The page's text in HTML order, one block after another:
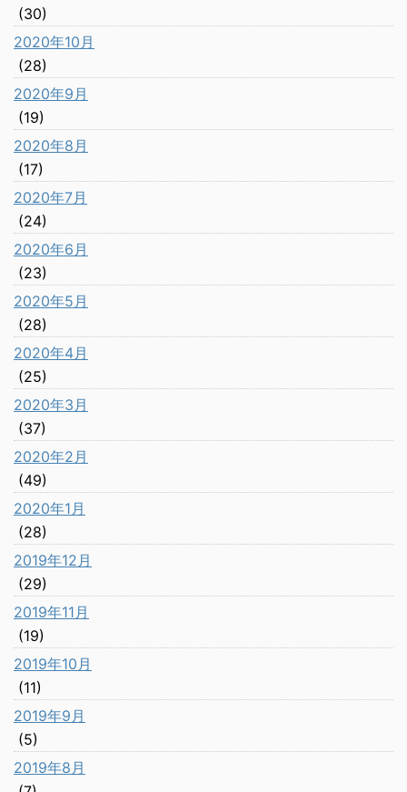
(30)
2020年10月
(28)
2020年9月
(19)
2020年8月
(17)
2020年7月
(24)
2020年6月
(23)
2020年5月
(28)
2020年4月
(25)
2020年3月
(37)
2020年2月
(49)
2020年1月
(28)
2019年12月
(29)
2019年11月
(19)
2019年10月
(11)
2019年9月
(5)
2019年8月